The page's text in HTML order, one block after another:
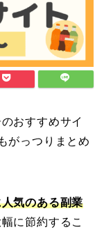
おすすめサイ
がっつりまとめ
気のある副業
に節約するこ